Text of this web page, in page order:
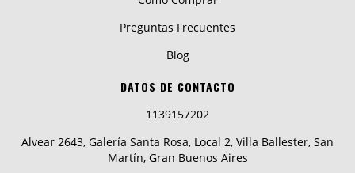
Preguntas Frecuentes
Blog
DATOS DE CONTACTO
1139157202
Alvear 2643, Galería Santa Rosa, Local 2, Villa Ballester, San
Martín, Gran Buenos Aires